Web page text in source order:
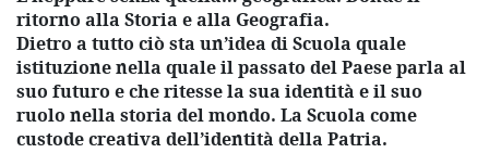
ritorno alla Storia e alla Geografia.
Dietro a tutto ciò sta un’idea di Scuola quale
istituzione nella quale il passato del Paese parla al
suo futuro e che ritesse la sua identità e il suo
ruolo nella storia del mondo. La Scuola come
custode creativa dell’identità della Patria.